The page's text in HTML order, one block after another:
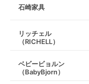
う。
選べるベビー用
レンタルする際の
や年末年始などの
石崎家具
リッチェル
（RICHELL）
ベビービョルン
（BabyBjorn）